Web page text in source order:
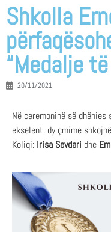
Shkolla
“Medalje
20/11/2021
Në ceremoninë së
ekselent, dy çmime
Koliqi: Irisa Sevdari dhe